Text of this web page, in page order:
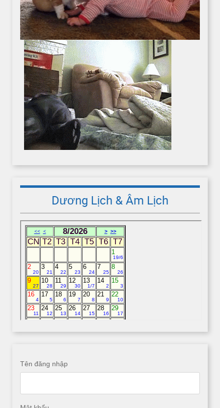
Dương Lịch & Âm Lịch
Tên đăng nhập